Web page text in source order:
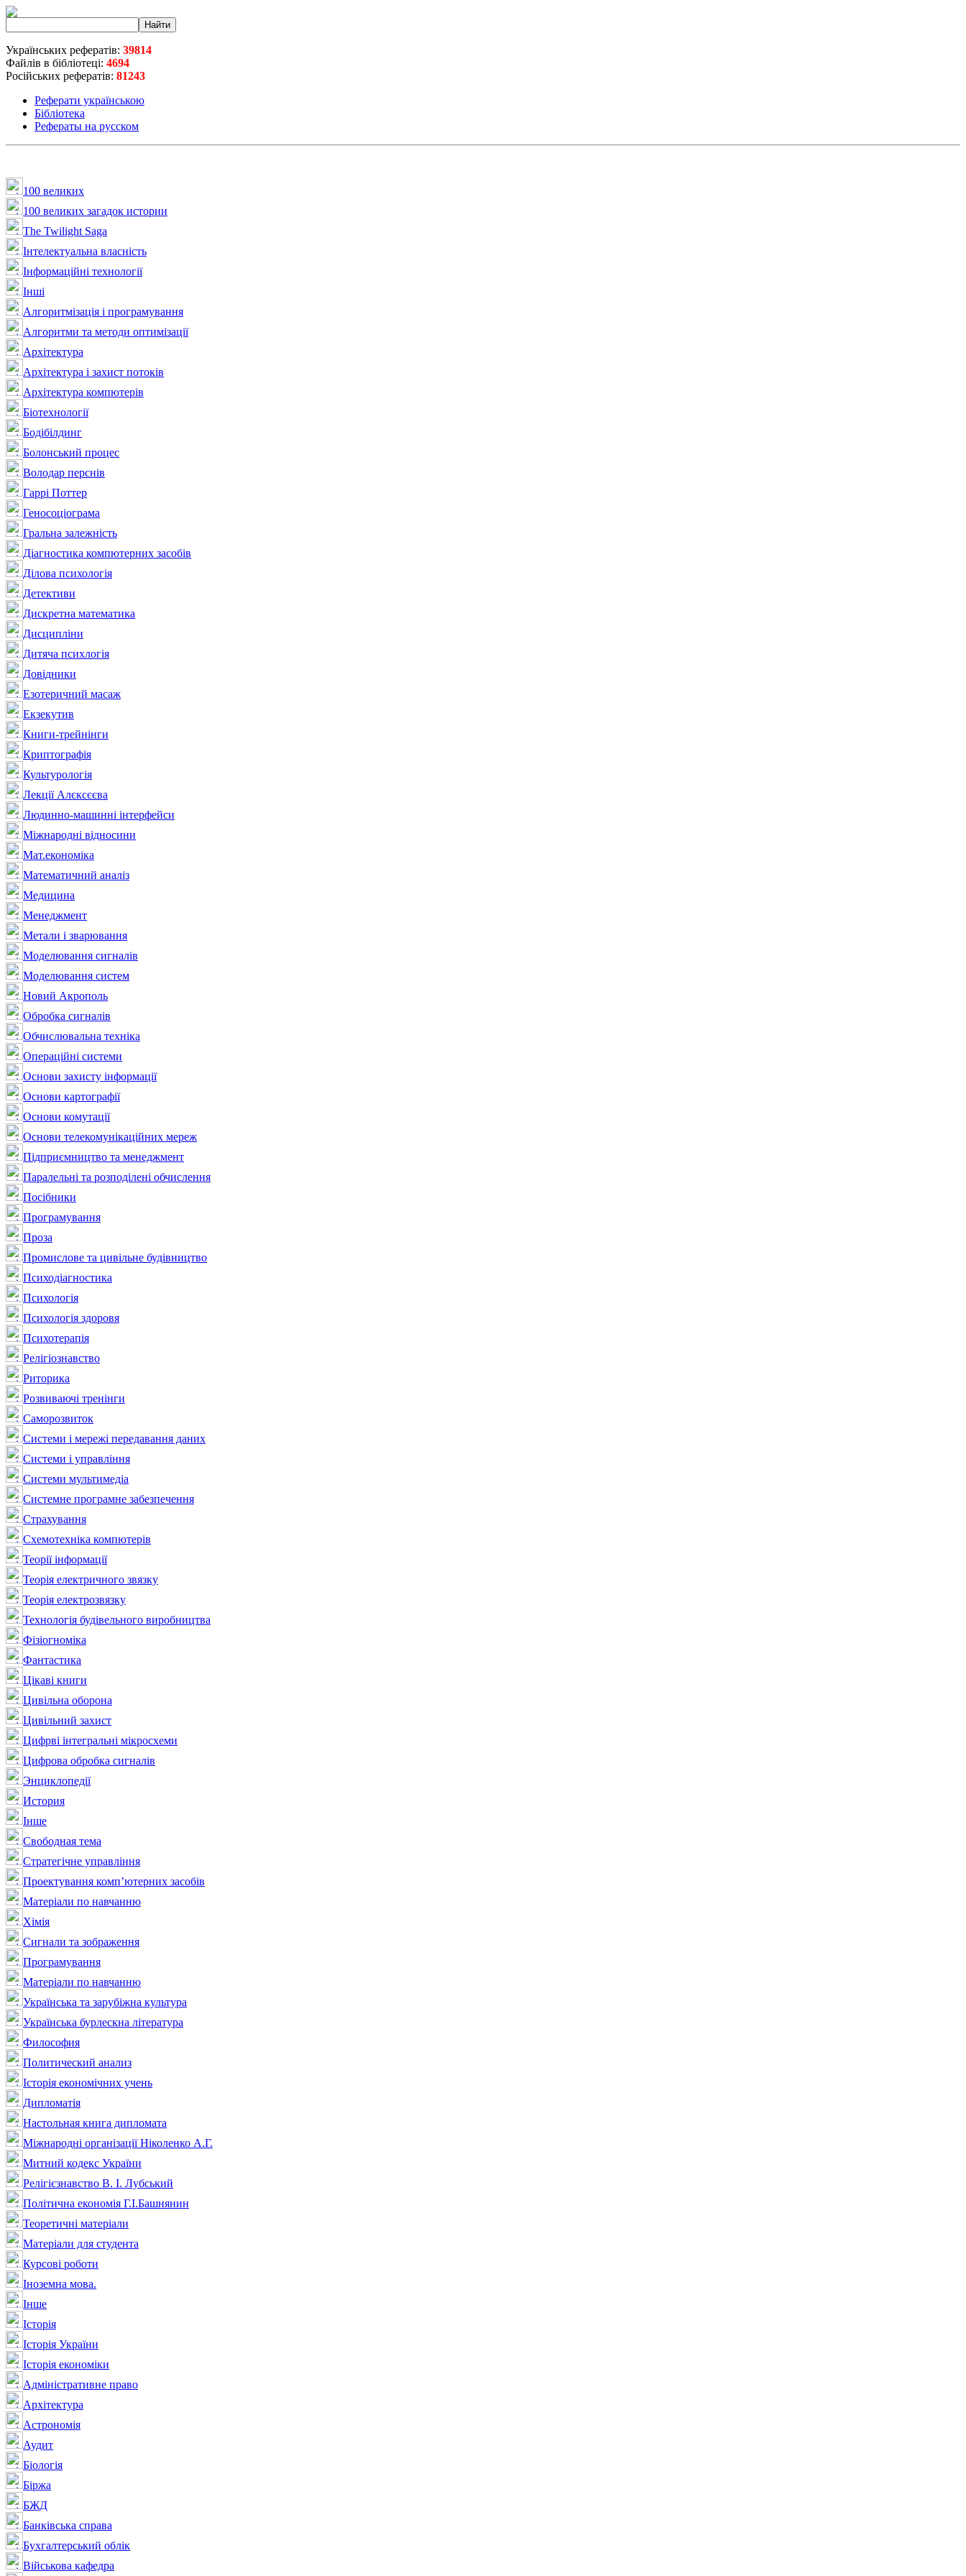
Українських рефератів: 39814
Файлів в бібліотеці: 4694
Російських рефератів: 81243
Реферати українською
Бібліотека
Рефераты на русском
100 великих
100 великих загадок истории
The Twilight Saga
Інтелектуальна влaсність
Інформаційні технології
Інші
Алгоритмізація і програмування
Алгоритми та методи оптимізації
Архітектура
Архітектура і захист потоків
Архітектура компютерів
Біотехнології
Бодібілдинг
Болонський процес
Володар перснів
Гаррі Поттер
Геносоціограма
Гральна залежність
Діагностика компютерних засобів
Ділова психологія
Детективи
Дискретна математика
Дисципліни
Дитяча психлогія
Довідники
Езотеричний масаж
Екзекутив
Книги-трейнінги
Криптографія
Культурологія
Лекції Алєксєєва
Людинно-машинні інтерфейси
Міжнародні відносини
Мат.економіка
Математичний аналіз
Медицина
Менеджмент
Метали і зварювання
Моделювання сигналів
Моделювання систем
Новий Акрополь
Обробка сигналів
Обчислювальна техніка
Операційні системи
Основи захисту інформації
Основи картографії
Основи комутації
Основи телекомунікаційних мереж
Підприємництво та менеджмент
Паралельні та розподілені обчислення
Посібники
Програмування
Проза
Промислове та цивільне будівництво
Психодіагностика
Психологія
Психологія здоровя
Психотерапія
Релігіознавство
Риторика
Розвиваючі тренінги
Саморозвиток
Системи і мережі передавання даних
Системи і управління
Системи мультимедіа
Системне програмне забезпечення
Страхування
Схемотехніка компютерів
Теорії інформації
Теорія електричного звязку
Теорія електрозвязку
Технологія будівельного виробництва
Фізіогноміка
Фантастика
Цікаві книги
Цивільна оборона
Цивільний захист
Цифрві інтегральні мікросхеми
Цифрова обробка сигналів
Энциклопедії
История
Інше
Свободная тема
Стратегічне управління
Проектування комп’ютерних засобів
Матеріали по навчанню
Хімія
Сигнали та зображення
Програмування
Матеріали по навчанню
Українська та зарубіжна культура
Українська бурлескна література
Философия
Политический анализ
Історія економічних учень
Дипломатія
Настольная книга дипломата
Міжнародні організації Ніколенко А.Г.
Митний кодекс України
Релігієзнавство В. І. Лубський
Політична економія Г.І.Башнянин
Теоретичні матеріали
Матеріали для студента
Курсові роботи
Іноземна мова.
Інше
Історія
Історія України
Історія економіки
Адміністративне право
Архітектура
Астрономія
Аудит
Біологія
Біржа
БЖД
Банківська справа
Бухгалтерський облік
Військова кафедра